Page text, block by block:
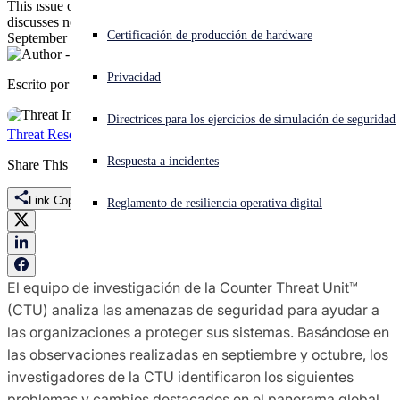
¿Está sufriendo un ciberataque? Obtenga ayuda ahora mismo
Iniciar sesión
Open search
Español Open language switcher
Certificación de producción de hardware
Privacidad
Directrices para los ejercicios de simulación de seguridad
Respuesta a incidentes
Reglamento de resiliencia operativa digital
This issue of the Counter Threat Unit’s high-level bimonthly report
discusses noteworthy updates in the threat landscape during
September and October
Escrito por Sophos Counter Threat Unit Research Team
Threat Research
Share This
Link Copied
El equipo de investigación de la Counter Threat Unit™
(CTU) analiza las amenazas de seguridad para ayudar a
las organizaciones a proteger sus sistemas. Basándose en
las observaciones realizadas en septiembre y octubre, los
investigadores de la CTU identificaron los siguientes